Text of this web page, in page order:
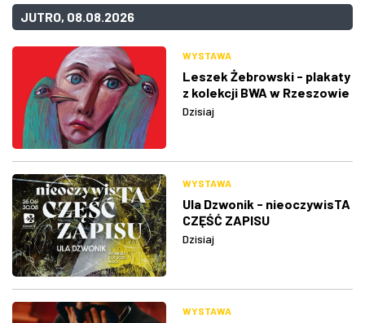
JUTRO, 08.08.2026
WYSTAWA
Leszek Żebrowski - plakaty
z kolekcji BWA w Rzeszowie
Dzisiaj
WYSTAWA
Ula Dzwonik - nieoczywisTA
CZĘŚĆ ZAPISU
Dzisiaj
WYSTAWA